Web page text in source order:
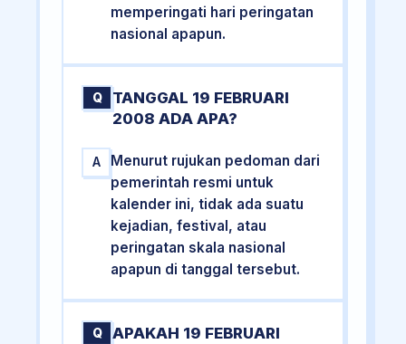
memperingati hari peringatan
nasional apapun.
Q
TANGGAL 19 FEBRUARI
2008 ADA APA?
A
Menurut rujukan pedoman dari
pemerintah resmi untuk
kalender ini, tidak ada suatu
kejadian, festival, atau
peringatan skala nasional
apapun di tanggal tersebut.
Q
APAKAH 19 FEBRUARI